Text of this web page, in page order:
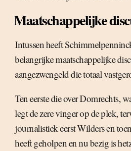
Maatschappelijke
Intussen heeft
belangrijke maatschappelijke
aangezwengeld die totaal
Ten eerste die over Domrechts,
legt de zere vinger op de plek,
journalistiek eerst Wilders en
heeft geholpen en nu bezig is